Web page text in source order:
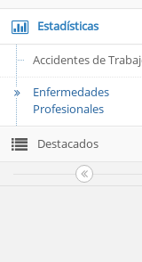
Estadísticas
Accidentes de
Enfermedades
Profesionales
Destacados